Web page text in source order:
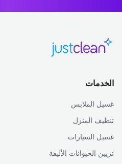
الخدمات
غسيل الملابس
تنظيف المنزل
غسيل السيارات
تزيين الحيوانات الأليفة